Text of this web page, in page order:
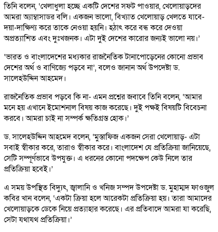
তিনি বলেন, ‘খেলাধুলা হচ্ছে একটি দেশের সফট পাওয়ার, খেলোয়াড়দের
আমরা অ্যাম্বাসাডর বলি। একজন ভালো, বিখ্যাত খেলোয়াড় খেলতে যাবে-
দয়া-দাক্ষিণ্য করে তাকে নেওয়া হয়নি। হঠাৎ করে বন্ধ করে দেওয়া
অপ্রত্যাশিত এবং দুঃখজনক। এটা দুই দেশের কারোর জন্যই ভালো নয়।’
‘ভারত ও বাংলাদেশের মধ্যকার রাজনৈতিক টানাপোড়েনের কোনো প্রভাব
দেশের অর্থ ও বাণিজ্যে পড়বে না’, বলেও জানান অর্থ উপদেষ্টা ড.
সালেহউদ্দিন আহমেদ।
রাজনৈতিক প্রভাব পড়বে কি না- এমন প্রশ্নের জবাবে তিনি বলেন, ‘আমার
মনে হয় এখানে ইমোশনাল বিষয় কাজ করেছে। দুই পক্ষই বিষয়টি বিবেচনা
করবে। আমরা চাই না সম্পর্ক ক্ষতিগ্রস্ত হোক।’
ড. সালেহউদ্দিন আহমেদ বলেন, ‘মুস্তাফিজ একজন সেরা খেলোয়াড়- এটা
সবাই স্বীকার করে, তারাও স্বীকার করে। বাংলাদেশ যে প্রতিক্রিয়া জানিয়েছে,
সেটি সম্পূর্ণভাবে উপযুক্ত। এ ধরনের কোনো পদক্ষেপ কেউ নিলে তার
প্রতিক্রিয়া হবেই।’
এ সময় উপস্থিত বিদ্যুৎ, জ্বালানি ও খনিজ সম্পদ উপদেষ্টা ড. মুহাম্মদ ফাওজুল
কবির খান বলেন, ‘একটা ক্রিয়া হলে আরেকটা প্রতিক্রিয়া হয়। তারা আমাদের
খেলোয়াড়কে ডেকে নিয়ে প্রত্যাহার করেছে। এর প্রতিবাদে আমরা যা করেছি,
সেটা যথাযথ প্রতিক্রিয়া।’